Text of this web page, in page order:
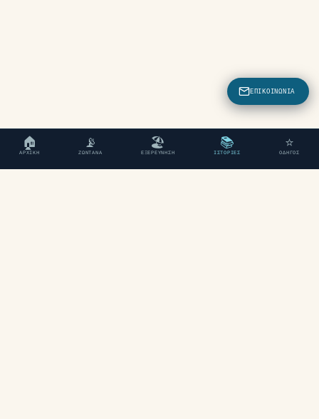
🏠
ΑΡΧΙΚΉ
📡
ΖΩΝΤΑΝΆ
🏖
ΕΞΕΡΕΎΝΗΣΗ
📚
ΙΣΤΟΡΊΕΣ
⭐
ΟΔΗΓΌΣ
ΕΠΙΚΟΙΝΩΝΊΑ